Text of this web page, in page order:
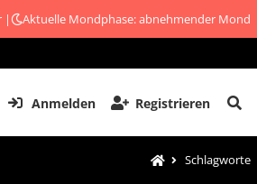
| Aktuelle Mondphase: abnehmender Mond
Anmelden Registrieren
Schlagworte